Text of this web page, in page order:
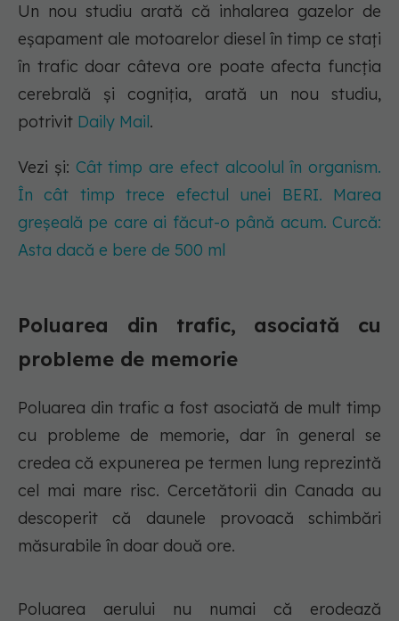
Un nou studiu arată că inhalarea gazelor de
eșapament ale motoarelor diesel în timp ce stați
în trafic doar câteva ore poate afecta funcția
cerebrală și cogniția, arată un nou studiu,
potrivit Daily Mail.
Vezi și: Cât timp are efect alcoolul în organism.
În cât timp trece efectul unei BERI. Marea
greșeală pe care ai făcut-o până acum. Curcă:
Asta dacă e bere de 500 ml
Poluarea din trafic, asociată cu
probleme de memorie
Poluarea din trafic a fost asociată de mult timp
cu probleme de memorie, dar în general se
credea că expunerea pe termen lung reprezintă
cel mai mare risc. Cercetătorii din Canada au
descoperit că daunele provoacă schimbări
măsurabile în doar două ore.
Poluarea aerului nu numai că erodează